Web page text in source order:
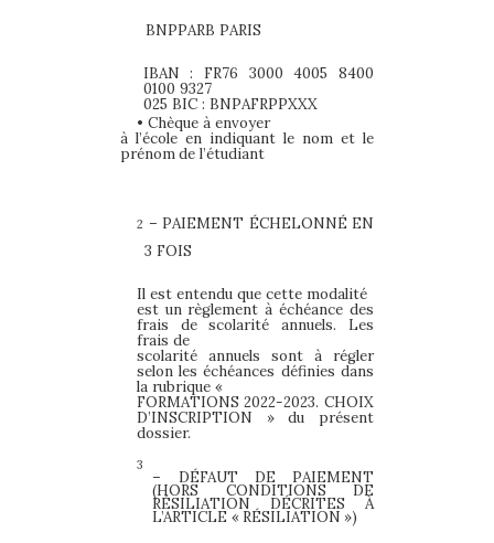
BNPPARB PARIS
IBAN : FR76 3000 4005 8400
0100 9327
025 BIC : BNPAFRPPXXX
•Chèque à envoyer
à l’école en indiquant le nom et le
prénomde l’étudiant
2 – PAIEMENT ÉCHELONNÉ EN
3 FOIS
Il est entendu que cette modalité
est un règlement à échéance des
frais de scolarité annuels. Les
frais de
scolarité annuels sont à régler
selon les échéances définies dans
la rubrique «
FORMATIONS 2022-2023. CHOIX
D’INSCRIPTION » du présent
dossier.
3
– DÉFAUT DE PAIEMENT
(HORS CONDITIONS DE
RÉSILIATION DÉCRITES À
L’ARTICLE« RÉSILIATION »)